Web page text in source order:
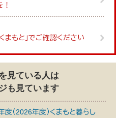
まもと」でご確認ください
見ている人は
も見ています
度（2026年度）くまもと暮らし